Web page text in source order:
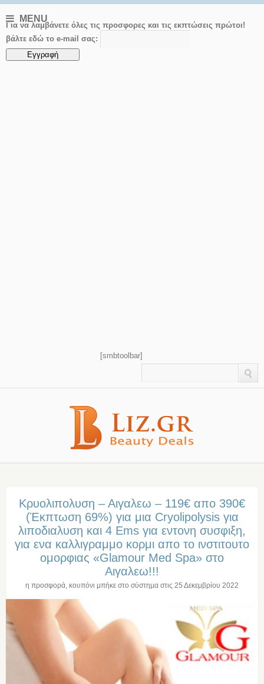
MENU
Για να λαμβάνετε όλες τις προσφορες και τις εκπτώσεις πρώτοι!
βάλτε εδώ το e-mail σας:
[smbtoolbar]
Κρυολιπολυση – Αιγαλεω – 119€ απο 390€
(Έκπτωση 69%) για μια Cryolipolysis για
λιποδιαλυση και 4 Ems για εντονη συσφιξη,
για ενα καλλιγραμμο κορμι απο το ινστιτουτο
ομορφιας «Glamour Med Spa» στο
Αιγαλεω!!!
η προσφορά, κουπόνι μπήκε στο σύστημα στις 25 Δεκεμβρίου 2022